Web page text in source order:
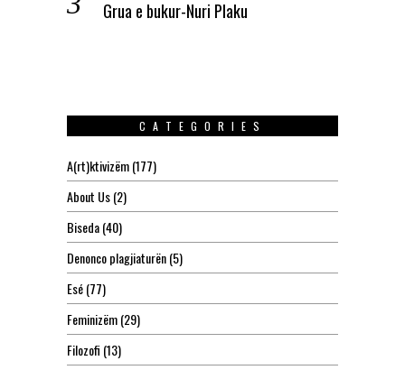
Grua e bukur-Nuri Plaku
CATEGORIES
A(rt)ktivizëm(177)
About Us(2)
Biseda(40)
Denonco plagjiaturën(5)
Esé(77)
Feminizëm(29)
Filozofi (13)